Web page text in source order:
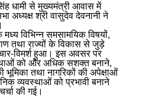
धामी से मुख्यमंत्री आवास में
अध्यक्ष श्री वासुदेव देवनानी ने
विभिन्न समसामयिक विषयों,
तथा राज्यों के विकास से जुड़े
विमर्श हुआ। इस अवसर पर
को और अधिक सशक्त बनाने,
भूमिका तथा नागरिकों की अपेक्षाओं
व्यवस्थाओं को प्रभावी बनाने
की गई।